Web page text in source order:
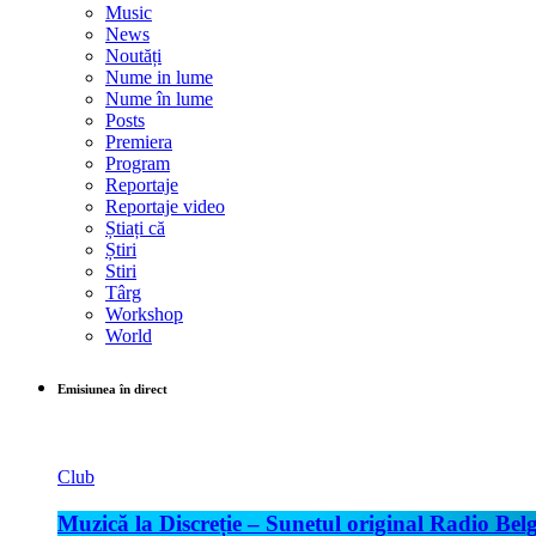
Music
News
Noutăți
Nume in lume
Nume în lume
Posts
Premiera
Program
Reportaje
Reportaje video
Știați că
Știri
Stiri
Târg
Workshop
World
Emisiunea în direct
Club
Muzică la Discreție – Sunetul original Radio